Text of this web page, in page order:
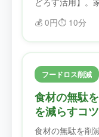
を紹介。ふどろ
ードロスを削減
💰 0円⏱️ 10分
フードロス削減
食材の無駄
を減らすコ
食材の無駄を削